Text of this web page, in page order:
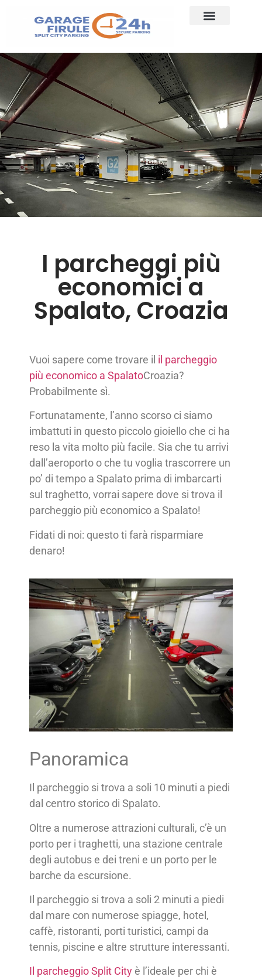
I parcheggi più
economici a
Spalato, Croazia
Vuoi sapere come trovare il il parcheggio
più economico a SpalatoCroazia?
Probabilmente sì.
Fortunatamente, l’anno scorso ci siamo
imbattuti in questo piccolo gioiello che ci ha
reso la vita molto più facile. Sia che tu arrivi
dall’aeroporto o che tu voglia trascorrere un
po’ di tempo a Spalato prima di imbarcarti
sul traghetto, vorrai sapere dove si trova il
parcheggio più economico a Spalato!
Fidati di noi: questo ti farà risparmiare
denaro!
Panoramica
Il parcheggio si trova a soli 10 minuti a piedi
dal centro storico di Spalato.
Oltre a numerose attrazioni culturali, c’è un
porto per i traghetti, una stazione centrale
degli autobus e dei treni e un porto per le
barche da escursione.
Il parcheggio si trova a soli 2 minuti a piedi
dal mare con numerose spiagge, hotel,
caffè, ristoranti, porti turistici, campi da
tennis, piscine e altre strutture interessanti.
Il parcheggio Split City è l’ideale per chi è